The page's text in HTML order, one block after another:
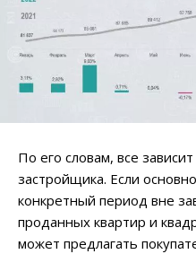
По его словам, все
застройщика. Если
конкретный период вне
проданных квартир и
может предлагать